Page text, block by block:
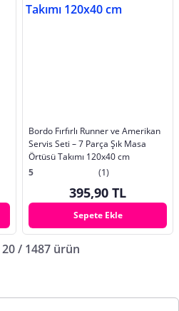
Bordo Fırfırlı Runner ve Amerikan
Servis Seti – 7 Parça Şık Masa
Örtüsü Takımı 120x40 cm
5
(1)
395,90 TL
Sepete Ekle
/ 1487 ürün